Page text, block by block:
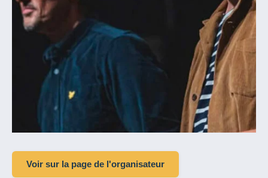
Voir sur la page de l'organisateur